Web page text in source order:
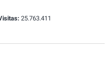
25.763.411